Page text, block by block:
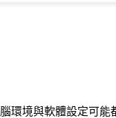
境與軟體設定可